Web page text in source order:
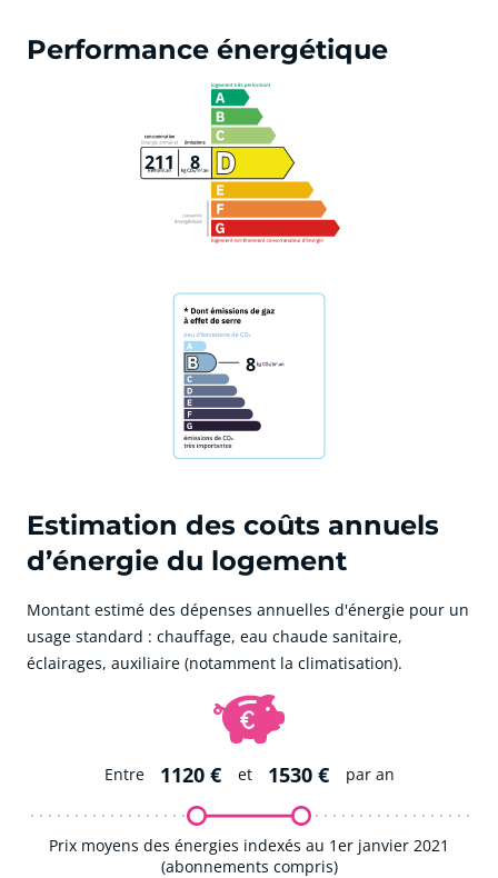
Performance énergétique
211 8
8
Estimation des coûts annuels
d’énergie du logement
Montant estimé des dépenses annuelles d'énergie pour un
usage standard : chauffage, eau chaude sanitaire,
éclairages, auxiliaire (notamment la climatisation).
Entre 1120 € et 1530 € par an
Prix moyens des énergies indexés au 1er janvier 2021
(abonnements compris)